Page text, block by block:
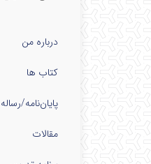
درباره من
کتاب ها
پایان‌نامه‌/رساله
مقالات